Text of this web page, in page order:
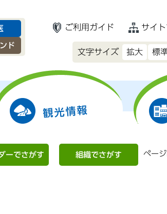
ド
ご利用ガイド サイ
文字サイズ 拡大 標
観光情報
ーでさがす 組織でさがす ペー